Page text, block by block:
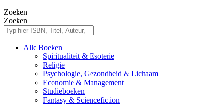
Zoeken
Zoeken
Alle Boeken
Spiritualiteit & Esoterie
Religie
Psychologie, Gezondheid & Lichaam
Economie & Management
Studieboeken
Fantasy & Sciencefiction